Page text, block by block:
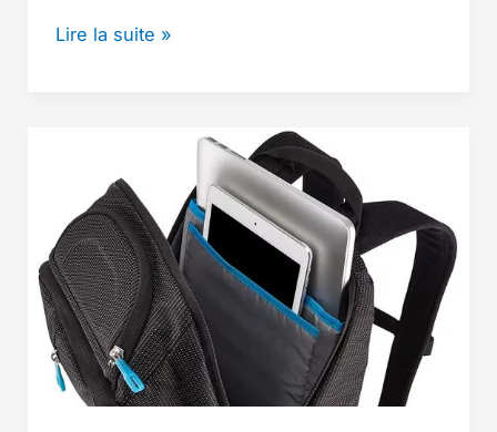
Sac
meilleurs
sacs
de
voyage
en
cuir
pour
Lire la suite »